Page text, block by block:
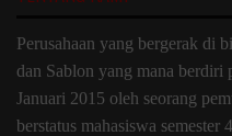
Perusahaan yang bergerak di
dan Sablon yang mana berdiri
Januari 2015 oleh seorang
berstatus mahasiswa semester